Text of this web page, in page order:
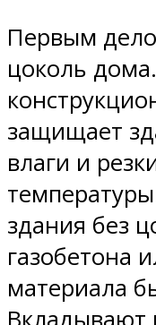
Первым
цоколь
защищает
влаги и
здания без
газобетона
материала